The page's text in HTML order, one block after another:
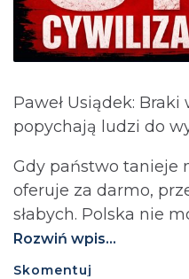
Paweł Usiądek:
popychają ludzi do
Gdy państwo tanieje
oferuje za darmo,
słabych. Polska nie
Rozwiń wpis...
Skomentuj